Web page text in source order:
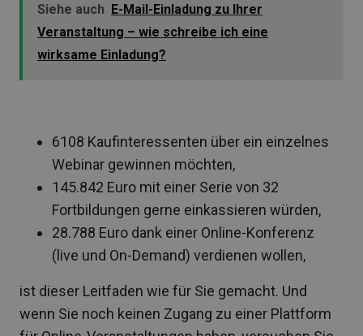
Siehe auch E-Mail-Einladung zu Ihrer
Veranstaltung – wie schreibe ich eine
wirksame Einladung?
6108 Kaufinteressenten über ein einzelnes
Webinar gewinnen möchten,
145.842 Euro mit einer Serie von 32
Fortbildungen gerne einkassieren würden,
28.788 Euro dank einer Online-Konferenz
(live und On-Demand) verdienen wollen,
ist dieser Leitfaden wie für Sie gemacht. Und
wenn Sie noch keinen Zugang zu einer Plattform